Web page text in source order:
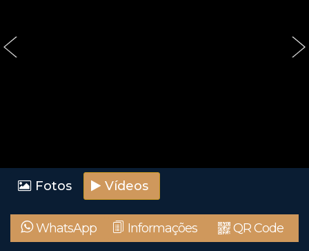
‹ ›
Fotos Vídeos
WhatsApp Informações QR Code